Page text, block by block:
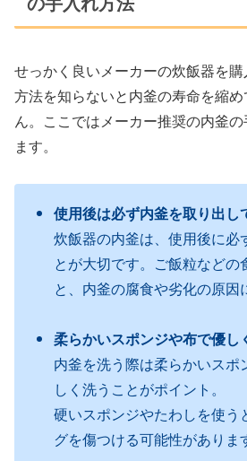
せっかく良いメーカーの炊飯器を
方法を知らないと内釜の寿命を縮
ん。ここではメーカー推奨の内釜
ます。
使用後は必ず内釜を取り出し
炊飯器の内釜は、使用後に必
とが大切です。ご飯粒などの
と、内釜の腐食や劣化の原因
柔らかいスポンジや布で優し
内釜を洗う際は柔らかいスポ
しく洗うことがポイント。
硬いスポンジやたわしを使う
グを傷つける可能性がありま